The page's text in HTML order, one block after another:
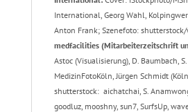
International, Georg Wahl,
Anton Frank; Szenefoto:
medfacilities (Mitarbeiterzeitschrift
Astoc (Visualisierung), D. Baumbach,
MedizinFotoKöln, Jürgen Schmidt
shutterstock: aichatchai, S.
goodluz, mooshny, sun7, SurfsUp,